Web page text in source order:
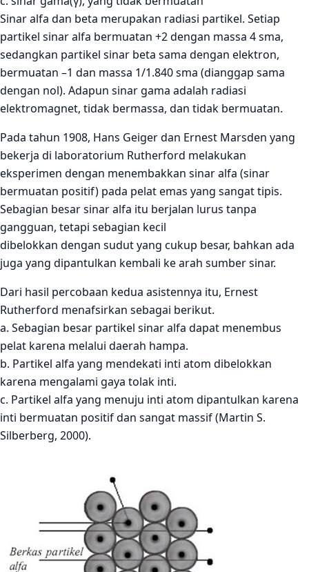
Sinar alfa dan beta merupakan radiasi partikel. Setiap
partikel sinar alfa bermuatan +2 dengan massa 4 sma,
sedangkan partikel sinar beta sama dengan elektron,
bermuatan –1 dan massa 1/1.840 sma (dianggap sama
dengan nol). Adapun sinar gama adalah radiasi
elektromagnet, tidak bermassa, dan tidak bermuatan.
Pada tahun 1908, Hans Geiger dan Ernest Marsden yang
bekerja di laboratorium Rutherford melakukan
eksperimen dengan menembakkan sinar alfa (sinar
bermuatan positif) pada pelat emas yang sangat tipis.
Sebagian besar sinar alfa itu berjalan lurus tanpa
gangguan, tetapi sebagian kecil
dibelokkan dengan sudut yang cukup besar, bahkan ada
juga yang dipantulkan kembali ke arah sumber sinar.
Dari hasil percobaan kedua asistennya itu, Ernest
Rutherford menafsirkan sebagai berikut.
a. Sebagian besar partikel sinar alfa dapat menembus
pelat karena melalui daerah hampa.
b. Partikel alfa yang mendekati inti atom dibelokkan
karena mengalami gaya tolak inti.
c. Partikel alfa yang menuju inti atom dipantulkan karena
inti bermuatan positif dan sangat massif (Martin S.
Silberberg, 2000).